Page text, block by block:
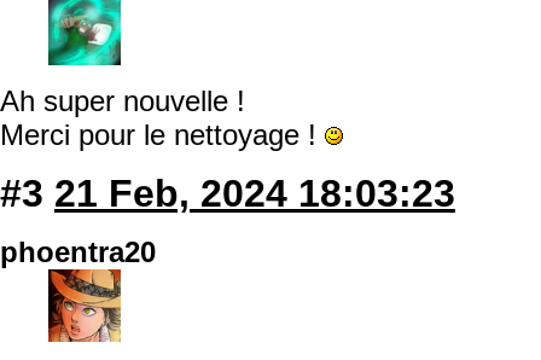
Ah super nouvelle !
Merci pour le nettoyage !
#3 21 Feb, 2024 18:03:23
phoentra20